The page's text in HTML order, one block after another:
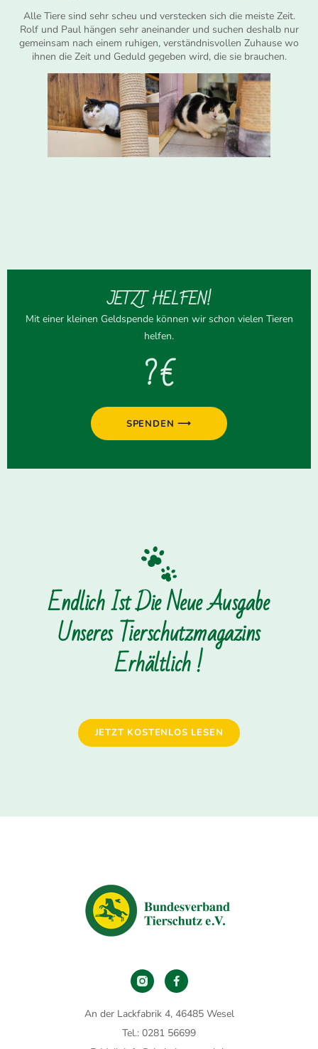
Alle Tiere sind sehr scheu und verstecken sich die meiste Zeit.
Rolf und Paul hängen sehr aneinander und suchen deshalb nur
gemeinsam nach einem ruhigen, verständnisvollen Zuhause wo
ihnen die Zeit und Geduld gegeben wird, die sie brauchen.
JETZT HELFEN!
Mit einer kleinen Geldspende können wir schon vielen Tieren
helfen.
? €
SPENDEN ⟶
Endlich Ist Die Neue Ausgabe
Unseres Tierschutzmagazins
Erhältlich !
JETZT KOSTENLOS LESEN
An der Lackfabrik 4, 46485 Wesel
Tel.: 0281 56699